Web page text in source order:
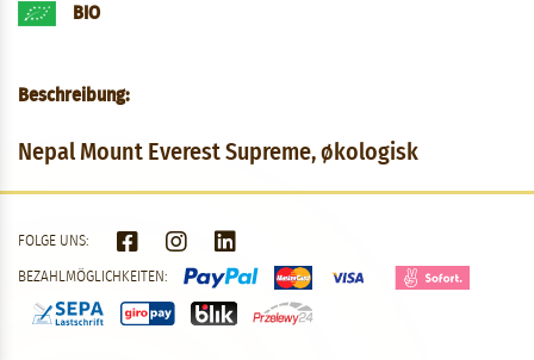
BIO
Beschreibung:
Nepal Mount Everest Supreme, økologisk
FOLGE UNS:
BEZAHLMÖGLICHKEITEN: